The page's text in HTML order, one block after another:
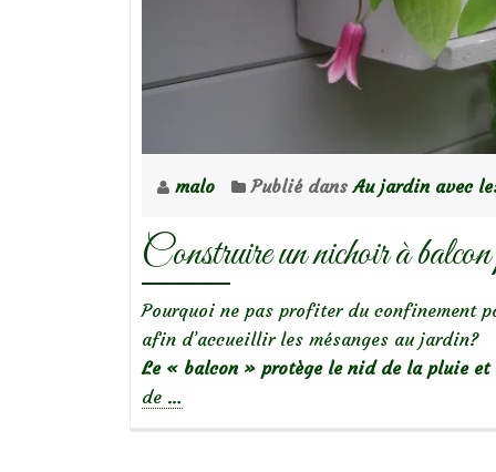
malo Publié dansAu jardin avec
Construire un nichoir à balcon
Pourquoi ne pas profiter du confinement
afin d’accueillir les mésanges au jardin?
Le « balcon » protège le nid de la pluie et
de …